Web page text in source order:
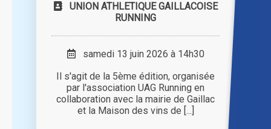
UNION ATHLETIQUE GAILLACOISE
RUNNING
samedi 13 juin 2026 à 14h30
Il s'agit de la 5ème édition, organisée
par l'association UAG Running en
collaboration avec la mairie de Gaillac
et la Maison des vins de [...]